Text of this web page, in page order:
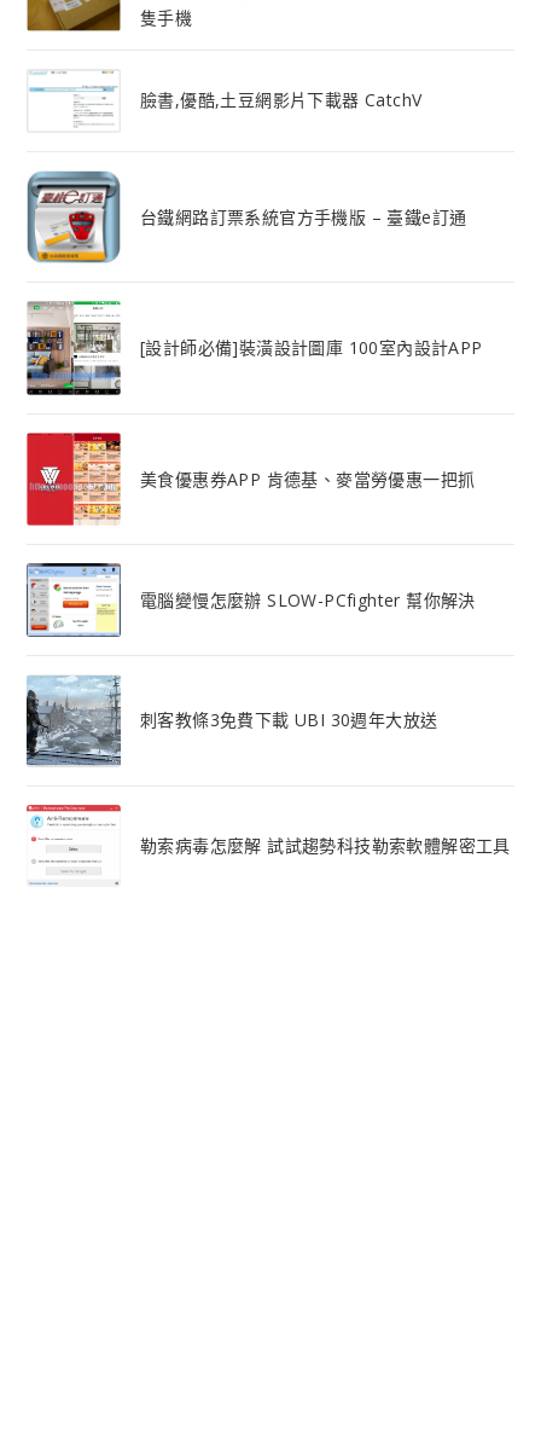
隻手機
臉書,優酷,土豆網影片下載器 CatchV
台鐵網路訂票系統官方手機版 – 臺鐵e訂通
[設計師必備]裝潢設計圖庫 100室內設計APP
美食優惠券APP 肯德基、麥當勞優惠一把抓
電腦變慢怎麼辦 SLOW-PCfighter 幫你解決
刺客教條3免費下載 UBI 30週年大放送
勒索病毒怎麼解 試試趨勢科技勒索軟體解密工具